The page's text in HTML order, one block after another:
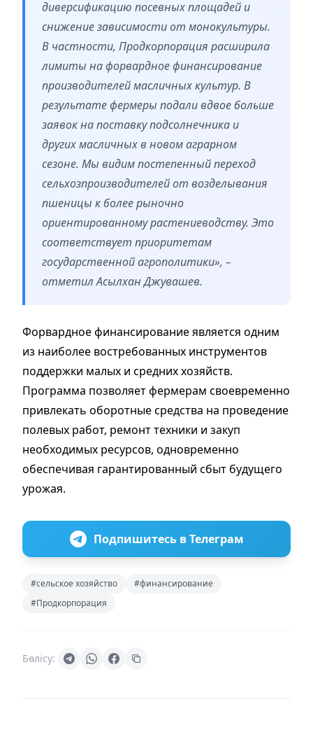
диверсификацию посевных площадей и
снижение зависимости от монокультуры.
В частности, Продкорпорация расширила
лимиты на форвардное финансирование
производителей масличных культур. В
результате фермеры подали вдвое больше
заявок на поставку подсолнечника и
других масличных в новом аграрном
сезоне. Мы видим постепенный переход
сельхозпроизводителей от возделывания
пшеницы к более рыночно
ориентированному растениеводству. Это
соответствует приоритетам
государственной агрополитики», –
отметил Асылхан Джувашев.
Форвардное финансирование является одним
из наиболее востребованных инструментов
поддержки малых и средних хозяйств.
Программа позволяет фермерам своевременно
привлекать оборотные средства на проведение
полевых работ, ремонт техники и закуп
необходимых ресурсов, одновременно
обеспечивая гарантированный сбыт будущего
урожая.
Подпишитесь в Телеграм
#сельское хозяйство
#финансирование
#Продкорпорация
Бөлісу: